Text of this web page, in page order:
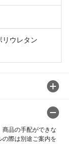
リウレタン
品の手配ができな
の際は別途ご案内を